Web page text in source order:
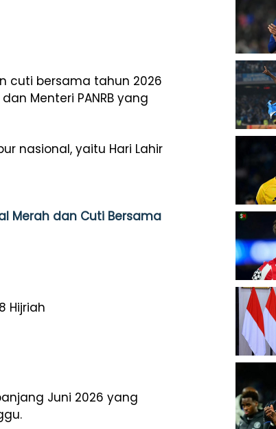
cuti bersama tahun 2026
Menteri PANRB yang
nasional, yaitu Hari Lahir
Merah dan Cuti Bersama
Hijriah
Juni 2026 yang